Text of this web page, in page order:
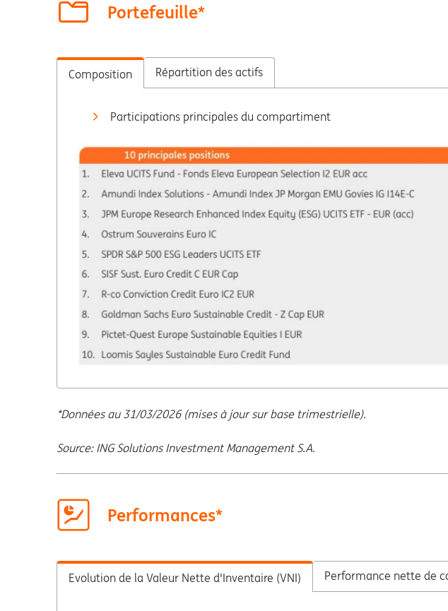
Portefeuille*
Composition Répartition des actifs
Participations principales du compartiment
*Données au 31/03/2026 (mises à jour sur base trimestrielle).
Source: ING Solutions Investment Management S.A.
Performances*
Evolution de la Valeur Nette d'Inventaire (VNI) Performance nette de